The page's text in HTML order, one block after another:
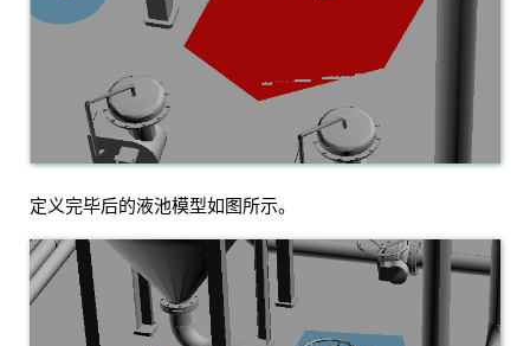
定义完毕后的液池模型如图所示。